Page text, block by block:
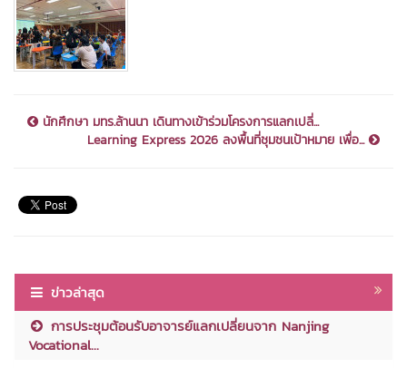
นักศึกษา มทร.ล้านนา เดินทางเข้าร่วมโครงการแลกเปลี่...
Learning Express 2026 ลงพื้นที่ชุมชนเป้าหมาย เพื่อ...
ข่าวล่าสุด
การประชุมต้อนรับอาจารย์แลกเปลี่ยนจาก Nanjing
Vocational...